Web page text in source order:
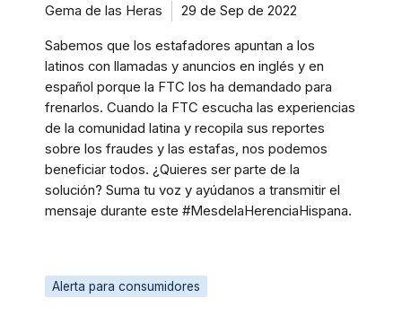
Gema de las Heras 29 de Sep de 2022
Sabemos que los estafadores apuntan a los
latinos con llamadas y anuncios en inglés y en
español porque la FTC los ha demandado para
frenarlos. Cuando la FTC escucha las experiencias
de la comunidad latina y recopila sus reportes
sobre los fraudes y las estafas, nos podemos
beneficiar todos. ¿Quieres ser parte de la
solución? Suma tu voz y ayúdanos a transmitir el
mensaje durante este #MesdelaHerenciaHispana.
Alerta para consumidores